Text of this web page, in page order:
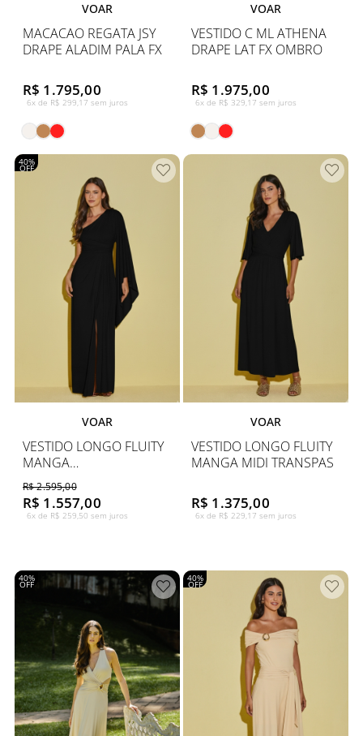
VOAR
MACACAO REGATA JSY
DRAPE ALADIM PALA FX
R$ 1.795,00
6x de R$ 299,17 sem juros
VOAR
VESTIDO C ML ATHENA
DRAPE LAT FX OMBRO
R$ 1.975,00
6x de R$ 329,17 sem juros
40%
OFF
VOAR
VESTIDO LONGO FLUITY
MANGA
AMPLA 1 OMBRO
R$ 2.595,00
R$ 1.557,00
6x de R$ 259,50 sem juros
VOAR
VESTIDO LONGO FLUITY
MANGA MIDI TRANSPAS
R$ 1.375,00
6x de R$ 229,17 sem juros
40%
OFF
40%
OFF